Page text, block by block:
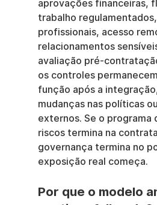
aprovações financeiras,
trabalho
profissionais, acesso
relacionamentos
avaliação pré-
os controles
função após a
mudanças nas políticas
externos. Se o programa
riscos termina na
governança termina no
exposição real começa.
Por que o modelo